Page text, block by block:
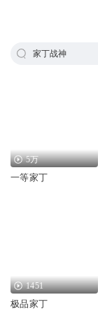
家丁战神
5万
一等家丁
1451
极品家丁